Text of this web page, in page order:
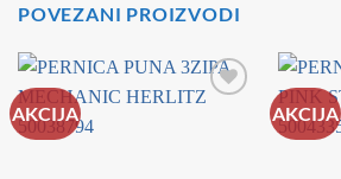
POVEZANI PROIZVODI
AKCIJA AKCIJA